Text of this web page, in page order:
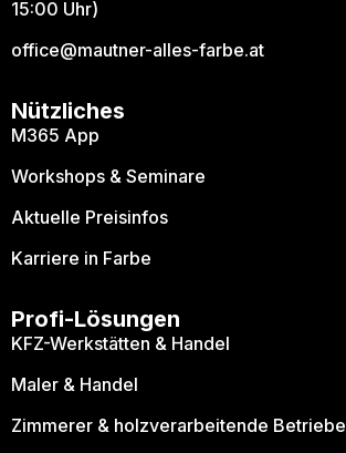
15:00 Uhr)
office@mautner-alles-farbe.at
Nützliches
M365 App
Workshops & Seminare
Aktuelle Preisinfos
Karriere in Farbe
Profi-Lösungen
KFZ-Werkstätten & Handel
Maler & Handel
Zimmerer & holzverarbeitende Betriebe